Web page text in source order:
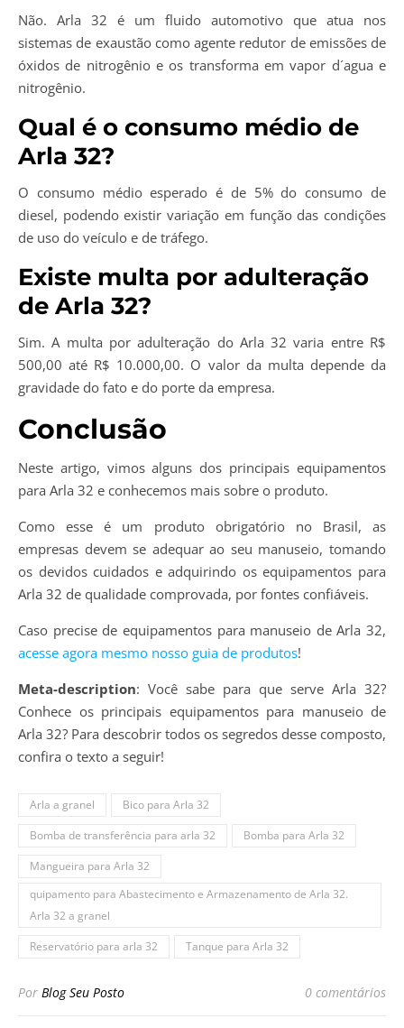
Não. Arla 32 é um fluido automotivo que atua nos
sistemas de exaustão como agente redutor de emissões de
óxidos de nitrogênio e os transforma em vapor d´agua e
nitrogênio.
Qual é o consumo médio de
Arla 32?
O consumo médio esperado é de 5% do consumo de
diesel, podendo existir variação em função das condições
de uso do veículo e de tráfego.
Existe multa por adulteração
de Arla 32?
Sim. A multa por adulteração do Arla 32 varia entre R$
500,00 até R$ 10.000,00. O valor da multa depende da
gravidade do fato e do porte da empresa.
Conclusão
Neste artigo, vimos alguns dos principais equipamentos
para Arla 32 e conhecemos mais sobre o produto.
Como esse é um produto obrigatório no Brasil, as
empresas devem se adequar ao seu manuseio, tomando
os devidos cuidados e adquirindo os equipamentos para
Arla 32 de qualidade comprovada, por fontes confiáveis.
Caso precise de equipamentos para manuseio de Arla 32,
acesse agora mesmo nosso guia de produtos!
Meta-description: Você sabe para que serve Arla 32?
Conhece os principais equipamentos para manuseio de
Arla 32? Para descobrir todos os segredos desse composto,
confira o texto a seguir!
Arla a granel
Bico para Arla 32
Bomba de transferência para arla 32
Bomba para Arla 32
Mangueira para Arla 32
quipamento para Abastecimento e Armazenamento de Arla 32.
Arla 32 a granel
Reservatório para arla 32
Tanque para Arla 32
Por Blog Seu Posto 0 comentários